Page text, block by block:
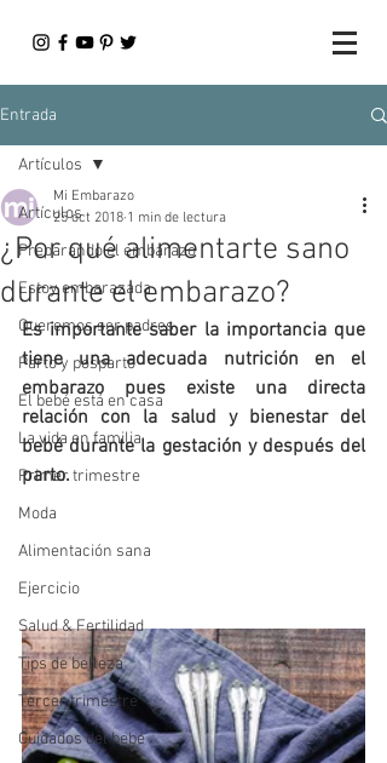
Entrada
Artículos
Preparando el embarazo
Estoy embarazada
Queremos ser padres
Parto y posparto
El bebé está en casa
La vida en familia
Primer trimestre
Moda
Alimentación sana
Ejercicio
Salud & Fertilidad
Tips de belleza
Tercer trimestre
Cuidados del bebé
Artículos
¿Por qué alimentarte sano
durante el embarazo?
Mi Embarazo
25 oct 2018 1 min de lectura
Es importante saber la importancia que
tiene una adecuada nutrición en el
embarazo pues existe una directa
relación con la salud y bienestar del
bebé durante la gestación y después del
parto.